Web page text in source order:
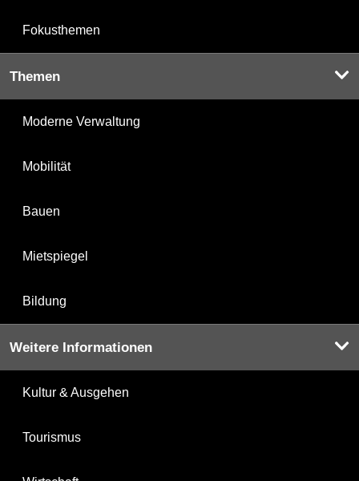
Fokusthemen
Themen
Moderne Verwaltung
Mobilität
Bauen
Mietspiegel
Bildung
Weitere Informationen
Kultur & Ausgehen
Tourismus